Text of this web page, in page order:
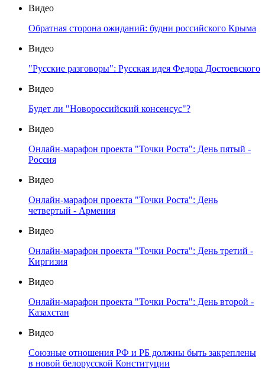
Видео
Обратная сторона ожиданий: будни российского Крыма
Видео
"Русские разговоры": Русская идея Федора Достоевского
Видео
Будет ли "Новороссийский консенсус"?
Видео
Онлайн-марафон проекта "Точки Роста": День пятый -
Россия
Видео
Онлайн-марафон проекта "Точки Роста": День
четвертый - Армения
Видео
Онлайн-марафон проекта "Точки Роста": День третий -
Киргизия
Видео
Онлайн-марафон проекта "Точки Роста": День второй -
Казахстан
Видео
Союзные отношения РФ и РБ должны быть закреплены
в новой белорусской Конституции